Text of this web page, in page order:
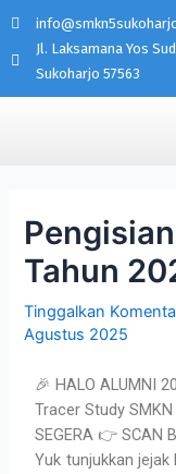
Jl. Laksamana Yos
Sukoharjo 57563
Tahun
Tinggalkan
Agustus 2025
🎉 HALO ALUMNI
Tracer Study
SEGERA 👉 SCAN
Yuk tunjukkan